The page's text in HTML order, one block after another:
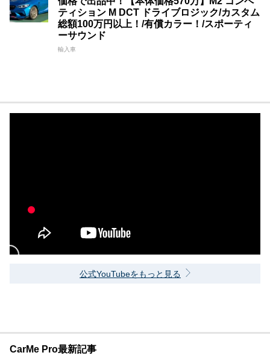
ティション M DCT ドライブロジック/カスタム
総額100万円以上！/有償カラー！/スポーティ
ーサウンド
輸入車
公式YouTubeをもっと見る
CarMe Pro最新記事